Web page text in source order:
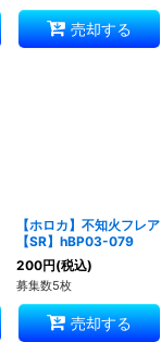
売却する
【ホロカ】不知火フレア
【SR】hBP03-079
200円(税込)
募集数5枚
売却する